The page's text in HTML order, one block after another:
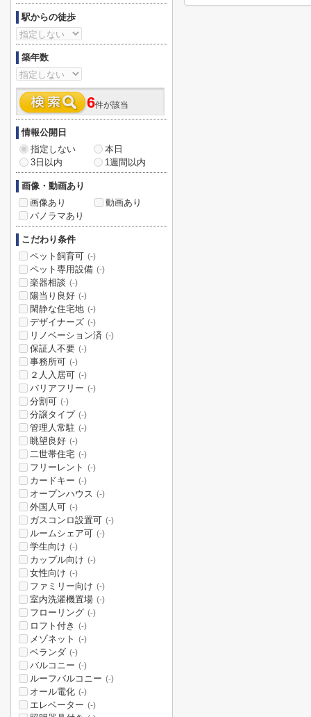
駅からの徒歩
築年数
6件が該当
情報公開日
指定しない
本日
3日以内
1週間以内
画像・動画あり
画像あり
動画あり
パノラマあり
こだわり条件
ペット飼育可 (-)
ペット専用設備 (-)
楽器相談 (-)
陽当り良好 (-)
閑静な住宅地 (-)
デザイナーズ (-)
リノベーション済 (-)
保証人不要 (-)
事務所可 (-)
２人入居可 (-)
バリアフリー (-)
分割可 (-)
分譲タイプ (-)
管理人常駐 (-)
眺望良好 (-)
二世帯住宅 (-)
フリーレント (-)
カードキー (-)
オープンハウス (-)
外国人可 (-)
ガスコンロ設置可 (-)
ルームシェア可 (-)
学生向け (-)
カップル向け (-)
女性向け (-)
ファミリー向け (-)
室内洗濯機置場 (-)
フローリング (-)
ロフト付き (-)
メゾネット (-)
ベランダ (-)
バルコニー (-)
ルーフバルコニー (-)
オール電化 (-)
エレベーター (-)